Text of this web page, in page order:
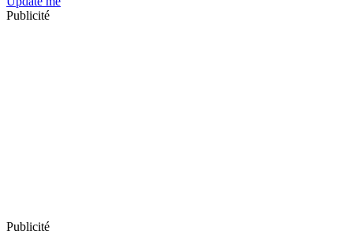
Publicité
Publicité